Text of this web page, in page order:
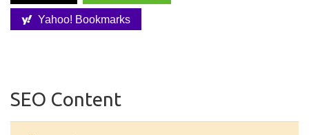
Yahoo! Bookmarks
SEO Content